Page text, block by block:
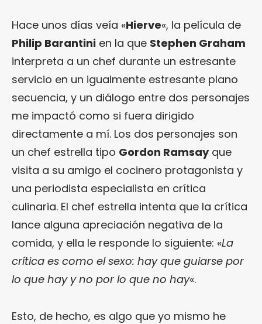
Hace unos días veía «Hierve«, la película de
Philip Barantini en la que Stephen Graham
interpreta a un chef durante un estresante
servicio en un igualmente estresante plano
secuencia, y un diálogo entre dos personajes
me impactó como si fuera dirigido
directamente a mí. Los dos personajes son
un chef estrella tipo Gordon Ramsayque
visita a su amigo el cocinero protagonista y
una periodista especialista en crítica
culinaria. El chef estrella intenta que la crítica
lance alguna apreciación negativa de la
comida, y ella le responde lo siguiente: «La
crítica es como el sexo: hay que guiarse por
lo que hay y no por lo que no hay«.
Esto, de hecho, es algo que yo mismo he